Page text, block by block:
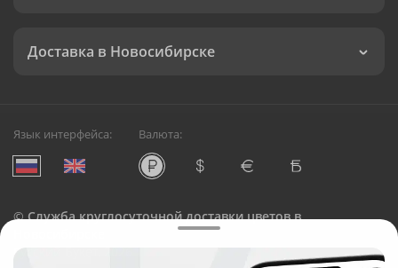
Доставка в Новосибирске
Язык интерфейса: Валюта:
©Служба круглосуточной доставки цветов в
Русский Букет, 2026